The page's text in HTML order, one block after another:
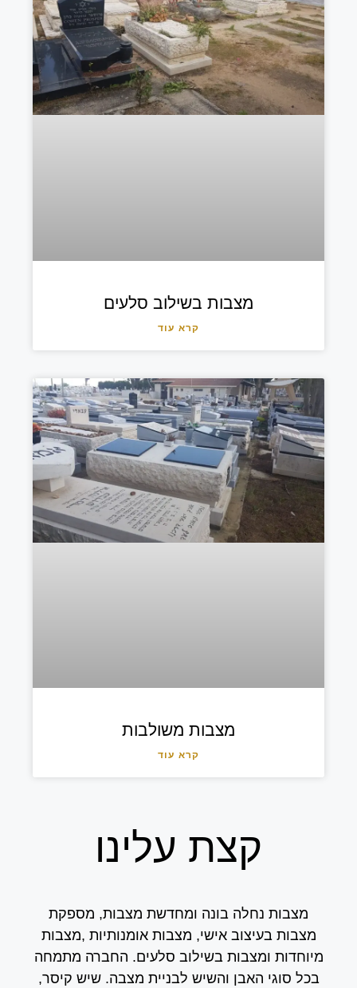
מצבות בשילוב סלעים
קרא עוד
מצבות משולבות
קרא עוד
קצת עלינו
מצבות נחלה בונה ומחדשת מצבות, מספקת
מצבות בעיצוב אישי, מצבות אומנותיות ,מצבות
מיוחדות ומצבות בשילוב סלעים. החברה מתמחה
בכל סוגי האבן והשיש לבניית מצבה. שיש קיסר,